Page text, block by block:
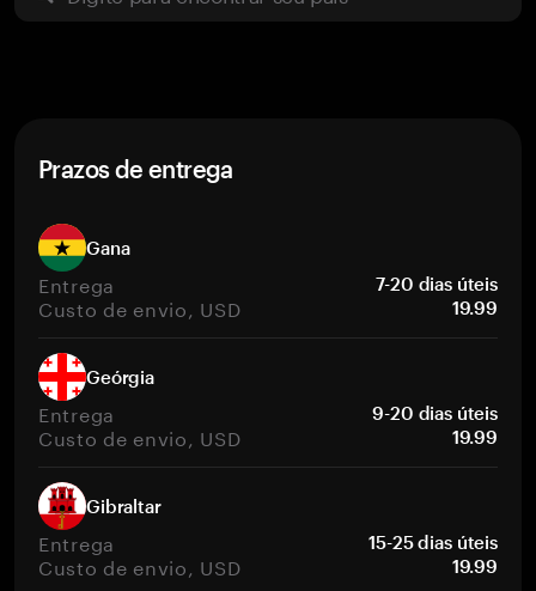
Prazos de entrega
Gana
Entrega 7-20 dias úteis
Custo de envio, USD 19.99
Geórgia
Entrega 9-20 dias úteis
Custo de envio, USD 19.99
Gibraltar
Entrega 15-25 dias úteis
Custo de envio, USD 19.99